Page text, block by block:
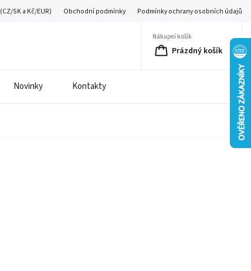
SK a Kč/EUR) Obchodní podmínky Podmínky ochrany osobních údajů
Nákupní košík
Prázdný košík
Novinky Kontakty